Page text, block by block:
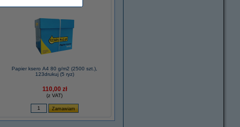
Papier ksero A4 80 g/m2 (2500 szt.),
123drukuj (5 ryz)
110,00 zł
(z VAT)